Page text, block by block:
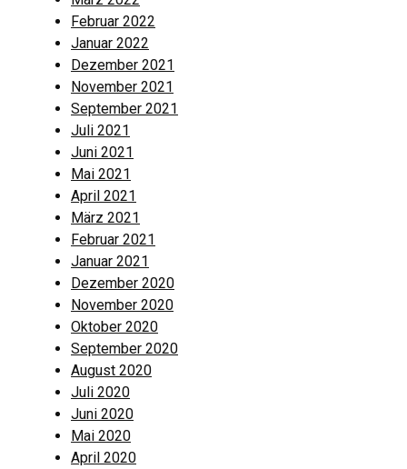
Februar 2022
Januar 2022
Dezember 2021
November 2021
September 2021
Juli 2021
Juni 2021
Mai 2021
April 2021
März 2021
Februar 2021
Januar 2021
Dezember 2020
November 2020
Oktober 2020
September 2020
August 2020
Juli 2020
Juni 2020
Mai 2020
April 2020